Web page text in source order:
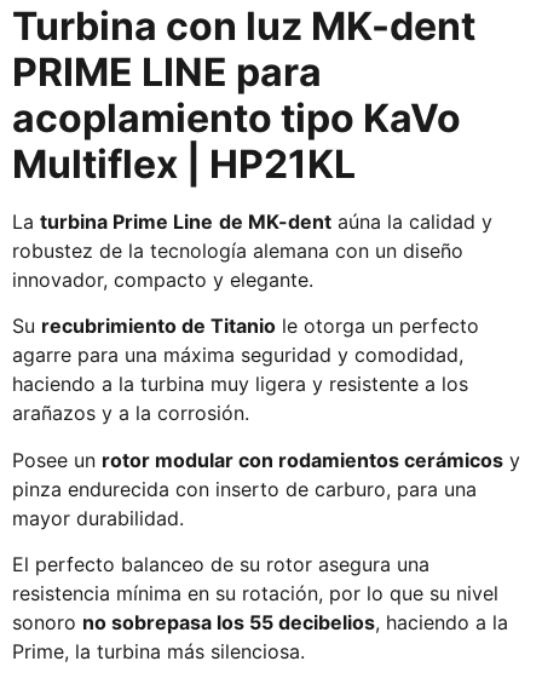
Turbina con luz MK-dent
PRIME LINE para
acoplamiento tipo KaVo
Multiflex | HP21KL
La turbina Prime Line de MK-dent aúna la calidad y
robustez de la tecnología alemana con un diseño
innovador, compacto y elegante.
Su recubrimiento de Titanio le otorga un perfecto
agarre para una máxima seguridad y comodidad,
haciendo a la turbina muy ligera y resistente a los
arañazos y a la corrosión.
Posee un rotor modular con rodamientos cerámicos y
pinza endurecida con inserto de carburo, para una
mayor durabilidad.
El perfecto balanceo de su rotor asegura una
resistencia mínima en su rotación, por lo que su nivel
sonoro no sobrepasa los 55 decibelios, haciendo a la
Prime, la turbina más silenciosa.